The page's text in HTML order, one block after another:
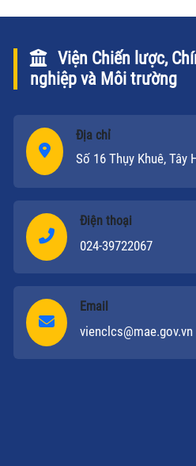
Viện Chiến lược,
nghiệp và Môi trường
Địa chỉ
Số 16 Thụy Khuê, Tây
Điện thoại
024-39722067
Email
vienclcs@mae.gov.vn